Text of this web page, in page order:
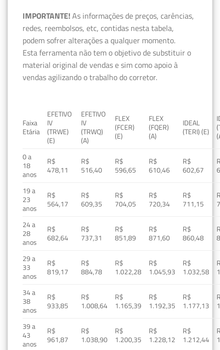
IMPORTANTE!As informações de preços, carências,
redes, reembolsos, etc, contidas nesta tabela,
podem sofrer alterações a qualquer momento.
Esta ferramenta não tem o objetivo de substituir o
material original de vendas e sim como apoio à
vendas agilizando o trabalho do corretor.
Faixa
Etária
EFETIVO
IV
(TRWE)
(E)
EFETIVO
IV
(TRWQ)
(A)
FLEX
(FCER)
(E)
FLEX
(FQER)
(A)
IDEAL
(TERI) (E)
0 a
18
anos
R$
478,11
R$
516,40
R$
596,65
R$
610,46
R$
602,67
19 a
23
anos
R$
564,17
R$
609,35
R$
704,05
R$
720,34
R$
711,15
24 a
28
anos
R$
682,64
R$
737,31
R$
851,89
R$
871,60
R$
860,48
29 a
33
anos
R$
819,17
R$
884,78
R$
1.022,28
R$
1.045,93
R$
1.032,58
34 a
38
anos
R$
933,85
R$
1.008,64
R$
1.165,39
R$
1.192,35
R$
1.177,13
39 a
43
anos
R$
961,87
R$
1.038,90
R$
1.200,35
R$
1.228,12
R$
1.212,44